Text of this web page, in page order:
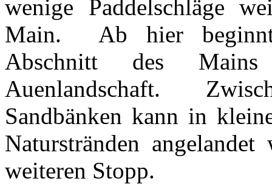
wenige Paddelschläge
Main. Ab hier beginnt
Abschnitt des
Auenlandschaft.
Sandbänken kann in
Naturstränden
weiteren Stopp.